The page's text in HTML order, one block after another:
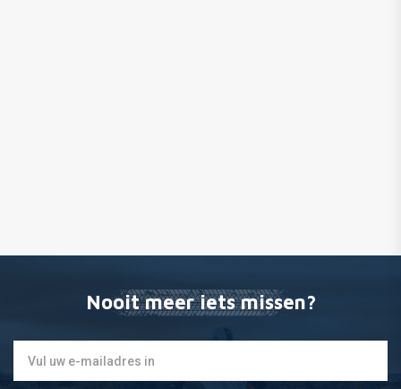
Nooit meer iets missen?